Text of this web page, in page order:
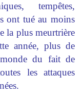
tempêtes,
ont tué au moins
la plus meurtrière
année, plus de
du fait de
les attaques